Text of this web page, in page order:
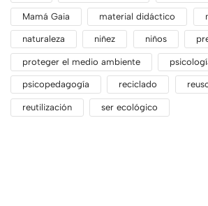
Mamá Gaia material didáctico
naturaleza niñez niños
proteger el medio ambiente
psicopedagogía reciclado
reutilización ser ecológico